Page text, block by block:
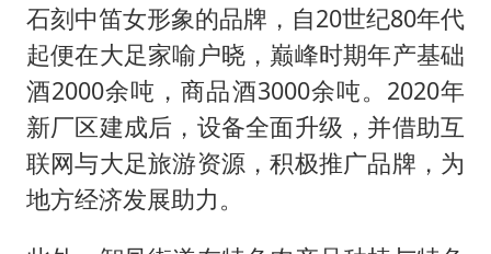
石刻中笛女形象的品牌，自20世纪80年代
起便在大足家喻户晓，巅峰时期年产基础
酒2000余吨，商品酒3000余吨。2020年
新厂区建成后，设备全面升级，并借助互
联网与大足旅游资源，积极推广品牌，为
地方经济发展助力。